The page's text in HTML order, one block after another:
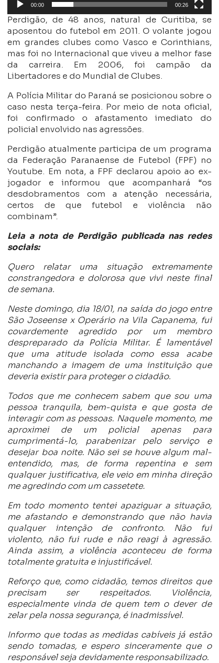
00:00 00:26
Perdigão, de 48 anos, natural de Curitiba, se
aposentou do futebol em 2011. O volante jogou
em grandes clubes como Vasco e Corinthians,
mas foi no Internacional que viveu a melhor fase
da carreira. Em 2006, foi campão da
Libertadores e do Mundial de Clubes.
A Polícia Militar do Paraná se posicionou sobre o
caso nesta terça-feira. Por meio de nota oficial,
foi confirmado o afastamento imediato do
policial envolvido nas agressões.
Perdigão atualmente participa de um programa
da Federação Paranaense de Futebol (FPF) no
Youtube. Em nota, a FPF declarou apoio ao ex-
jogador e informou que acompanhará “os
desdobramentos com a atenção necessária,
certos de que futebol e violência não
combinam”.
Leia a nota de Perdigão publicada nas redes
sociais:
Quero relatar uma situação extremamente
constrangedora e dolorosa que vivi neste final
de semana.
Neste domingo, dia 18/01, na saída do jogo entre
São Joseense x Operário na Vila Capanema, fui
covardemente agredido por um membro
despreparado da Polícia Militar. É lamentável
que uma atitude isolada como essa acabe
manchando a imagem de uma instituição que
deveria existir para proteger o cidadão.
Todos que me conhecem sabem que sou uma
pessoa tranquila, bem-quista e que gosta de
interagir com as pessoas. Naquele momento, me
aproximei de um policial apenas para
cumprimentá-lo, parabenizar pelo serviço e
desejar boa noite. Não sei se houve algum mal-
entendido, mas, de forma repentina e sem
qualquer justificativa, ele veio em minha direção
me agredindo com um cassetete.
Em todo momento tentei apaziguar a situação,
me afastando e demonstrando que não havia
qualquer intenção de confronto. Não fui
violento, não fui rude e não reagi à agressão.
Ainda assim, a violência aconteceu de forma
totalmente gratuita e injustificável.
Reforço que, como cidadão, temos direitos que
precisam ser respeitados. Violência,
especialmente vinda de quem tem o dever de
zelar pela nossa segurança, é inadmissível.
Informo que todas as medidas cabíveis já estão
sendo tomadas, e espero sinceramente que o
responsável seja devidamente responsabilizado.